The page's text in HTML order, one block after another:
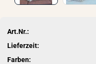
Art.Nr.:
Lieferzeit:
Farben: